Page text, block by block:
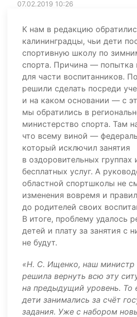
07.02.2019 10:26
К нам в редакцию
калининградцы, чьи дети
спортивную школу по
спорта. Причина — попытка
для части воспитанников.
решили сделать посреди
и на каком основании — с
мы обратились в
министерство спорта. Там
что всему виной —
который исключил занятия
в оздоровительных группах
бесплатных услуг. А
областной спортшколы не
изменения вовремя и
до родителей своих
В итоге, проблему удалось
детей и плату за занятия с
не будут.
«Н. С. Ищенко, наш министр
решила вернуть всю эту
на предыдущий уровень. То
дети занимались за счёт
задания. Уже с набором